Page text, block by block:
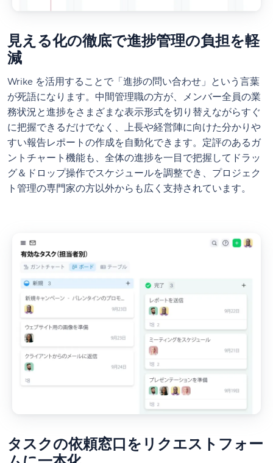
見える化の徹底で進捗管理の負担を軽
減
Wrike を活用することで「進捗の問い合わせ」という言葉
が死語になります。中間管理職の方が、メンバー全員の業
務状況と進捗をさまざまな表示形式を切り替えながらすぐ
に把握できるだけでなく、上長や経営陣に向けた分かりや
すい報告レポートの作成を自動化できます。定評のあるガ
ントチャート機能も、全体の進捗を一目で把握してドラッ
グ＆ドロップ操作でスケジュールを調整でき、プロジェク
ト管理の専門家の方以外からも広く支持されています。
タスクの依頼窓口をリクエストフォー